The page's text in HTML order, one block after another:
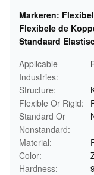
Markeren:
Flexibele de
Standaard
Applicable
Industries:
Structure:
Flexible Or Rigid:
Standard Or
Nonstandard:
Material:
Color:
Hardness: